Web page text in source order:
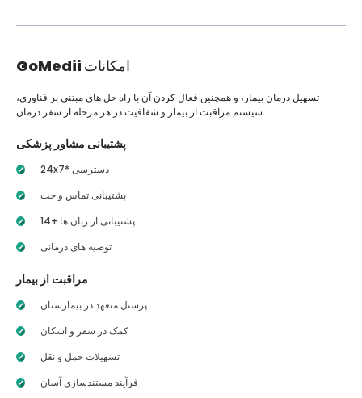
GoMedii امکانات
تسهیل درمان بیمار، و همچنین فعال کردن آن با راه حل های مبتنی بر فناوری،
سیستم مراقبت از بیمار و شفافیت در هر مرحله از سفر درمان.
پشتیبانی مشاور پزشکی
24x7* دسترسی
پشتیبانی تماس و چت
14+ پشتیبانی از زبان ها
توصیه های درمانی
مراقبت از بیمار
پرسنل متعهد در بیمارستان
کمک در سفر و اسکان
تسهیلات حمل و نقل
فرآیند مستندسازی آسان